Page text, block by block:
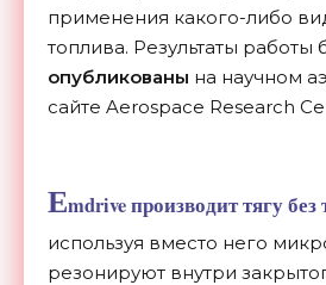
применения какого-либо
топлива. Результаты работы
опубликованы на научном
сайте Aerospace Research
Emdrive производит тягу без
используя вместо него
резонируют внутри